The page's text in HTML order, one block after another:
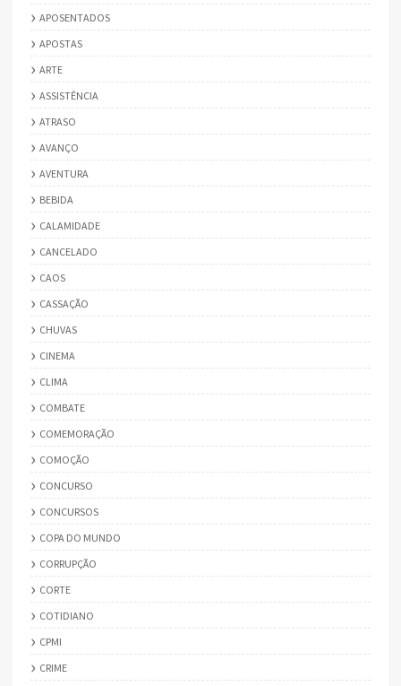
APOSENTADOS
APOSTAS
ARTE
ASSISTÊNCIA
ATRASO
AVANÇO
AVENTURA
BEBIDA
CALAMIDADE
CANCELADO
CAOS
CASSAÇÃO
CHUVAS
CINEMA
CLIMA
COMBATE
COMEMORAÇÃO
COMOÇÃO
CONCURSO
CONCURSOS
COPA DO MUNDO
CORRUPÇÃO
CORTE
COTIDIANO
CPMI
CRIME